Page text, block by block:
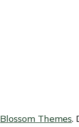
Blossom Themes.